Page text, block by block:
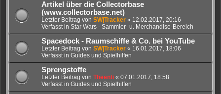
Artikel über die Collectorbase
(www.collectorbase.net)
Letzter Beitrag von SW|Tracker « 12.02.2017, 20:16
Verfasst in Star Wars - Sammler- u. Merchandise-Bereich
Spacedock - Raumschiffe & Co. bei YouTube
Letzter Beitrag von SW|Tracker « 16.01.2017, 18:06
Verfasst in Guides und Spielhilfen
Sprengstoffe
Letzter Beitrag von Theenti « 07.01.2017, 18:58
Verfasst in Guides und Spielhilfen